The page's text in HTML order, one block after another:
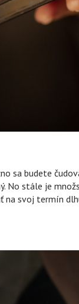
sa budete
No stále je
na svoj termín